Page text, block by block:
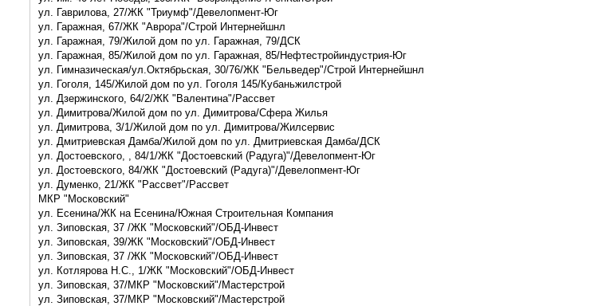
ул. Гаврилова, 27/ЖК "Триумф"/Девелопмент-Юг
ул. Гаражная, 67/ЖК "Аврора"/Строй Интернейшнл
ул. Гаражная, 79/Жилой дом по ул. Гаражная, 79/ДСК
ул. Гаражная, 85/Жилой дом по ул. Гаражная, 85/Нефтестройиндустрия-Юг
ул. Гимназическая/ул.Октябрьская, 30/76/ЖК "Бельведер"/Строй Интернейшнл
ул. Гоголя, 145/Жилой дом по ул. Гоголя 145/Кубаньжилстрой
ул. Дзержинского, 64/2/ЖК "Валентина"/Рассвет
ул. Димитрова/Жилой дом по ул. Димитрова/Сфера Жилья
ул. Димитрова, 3/1/Жилой дом по ул. Димитрова/Жилсервис
ул. Дмитриевская Дамба/Жилой дом по ул. Дмитриевская Дамба/ДСК
ул. Достоевского, , 84/1/ЖК "Достоевский (Радуга)"/Девелопмент-Юг
ул. Достоевского, 84/ЖК "Достоевский (Радуга)"/Девелопмент-Юг
ул. Думенко, 21/ЖК "Рассвет"/Рассвет
МКР "Московский"
ул. Есенина/ЖК на Есенина/Южная Строительная Компания
ул. Зиповская, 37 /ЖК "Московский"/ОБД-Инвест
ул. Зиповская, 39/ЖК "Московский"/ОБД-Инвест
ул. Зиповская, 37 /ЖК "Московский"/ОБД-Инвест
ул. Котлярова Н.С., 1/ЖК "Московский"/ОБД-Инвест
ул. Зиповская, 37/МКР "Московский"/Мастерстрой
ул. Зиповская, 37/МКР "Московский"/Мастерстрой